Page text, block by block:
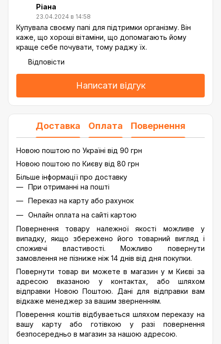
Ріана
23.04.2024 в 14:58
Купувала своєму папі для підтримки організму. Він
каже, що хороші вітаміни, що допомагають йому
краще себе почувати, тому раджу їх.
Відповісти
Написати відгук
Доставка Оплата Повернення
Новою поштою по Україні від 90 грн
Новою поштою по Києву від 80 грн
Більше інформації про доставку
При отриманні на пошті
Переказ на карту або рахунок
Онлайн оплата на сайті картою
Повернення товару належної якості можливе у
випадку, якщо збережено його товарний вигляд і
споживчі властивості. Можливо повернути
замовлення не пізниже ніж 14 днів від дня покупки.
Повернути товар ви можете в магазин у м Києві за
адресою вказаною у контактах, або шляхом
відправки Новою Поштою. Дані для відправки вам
відкаже менеджер за вашим зверненням.
Поверення коштів відбуваеться шляхом переказу на
вашу карту або готівкою у разі повернення
безпосередньо в магазин за нашою адресою.